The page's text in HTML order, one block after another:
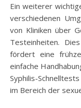
Ein weiterer
verschiedenen
von Kliniken über
Testeinheiten.
fördert eine
einfache
Syphilis-
im Bereich der